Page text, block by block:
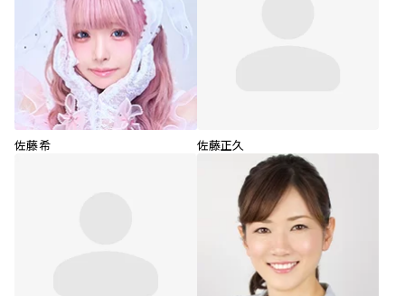
佐藤希 佐藤正久